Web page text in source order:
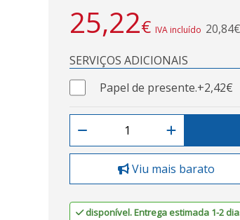
25,22€ IVA incluído
SERVIÇOS ADICIONAIS
Papel de presente.+2,42€
Viu mais barato
disponível. Entrega estimada 1-2